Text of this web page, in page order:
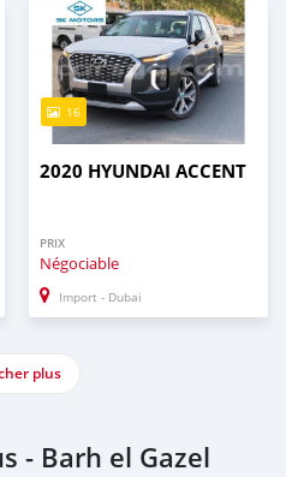
16
2020 HYUNDAI ACCENT
PRIX
Négociable
Import - Dubai
plus
- Barh el Gazel